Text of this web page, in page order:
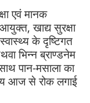
एवं मानक
खाद्य सुरक्षा
के दृष्टिगत
भिन्न ब्राण्डनेम
पान-मसाला का
आज से रोक लगाई